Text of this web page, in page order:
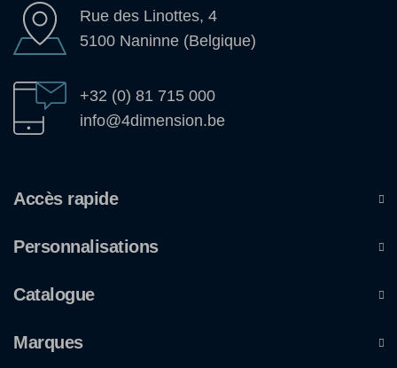
Rue des Linottes, 4
5100 Naninne (Belgique)
+32 (0) 81 715 000
info@4dimension.be
Accès rapide
Personnalisations
Catalogue
Marques